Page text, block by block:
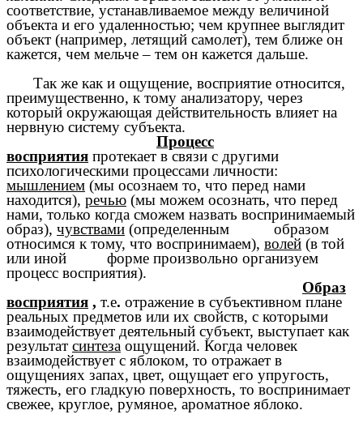
соответствие, устанавливаемое между величиной
объекта и его удаленностью; чем крупнее выглядит
объект (например, летящий самолет), тем ближе он
кажется, чем мельче – тем он кажется дальше.
Так же как и ощущение, восприятие относится,
преимущественно, к тому анализатору, через
который окружающая действительность влияет на
нервную систему субъекта.
Процесс
восприятия протекает в связи с другими
психологическими процессами личности:
мышлением (мы осознаем то, что перед нами
находится), речью (мы можем осознать, что перед
нами, только когда сможем назвать воспринимаемый
образ), чувствами (определенным образом
относимся к тому, что воспринимаем), волей (в той
или иной форме произвольно организуем
процесс восприятия).
Образ
восприятия , т.е. отражение в субъективном плане
реальных предметов или их свойств, с которыми
взаимодействует деятельный субъект, выступает как
результат синтеза ощущений. Когда человек
взаимодействует с яблоком, то отражает в
ощущениях запах, цвет, ощущает его упругость,
тяжесть, его гладкую поверхность, то воспринимает
свежее, круглое, румяное, ароматное яблоко.